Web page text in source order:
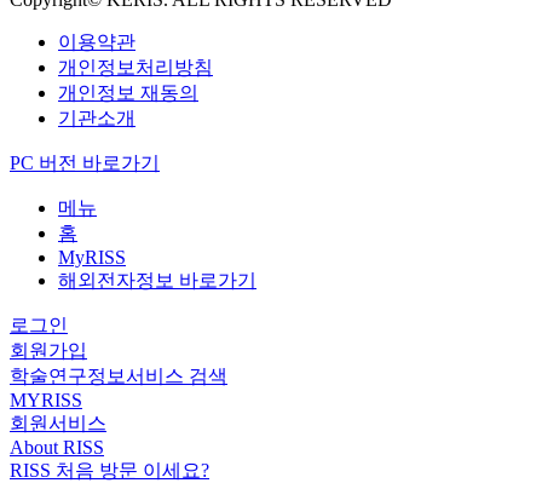
이용약관
개인정보처리방침
개인정보 재동의
기관소개
PC 버전 바로가기
메뉴
홈
MyRISS
해외전자정보 바로가기
로그인
회원가입
학술연구정보서비스 검색
MYRISS
회원서비스
About RISS
RISS 처음 방문 이세요?